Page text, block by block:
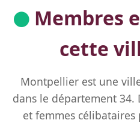
Membres
cette
Montpellier est une
dans le département 34.
et femmes célibataires